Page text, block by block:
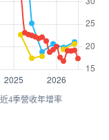
近4季營收年增率